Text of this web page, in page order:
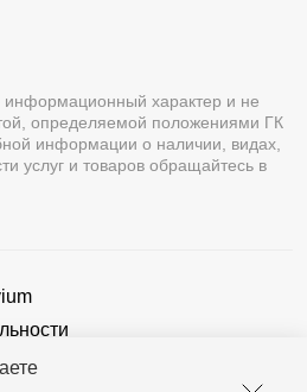
информационный характер и не
определяемой положениями ГК
информации о наличии, видах,
услуг и товаров обращайтесь в